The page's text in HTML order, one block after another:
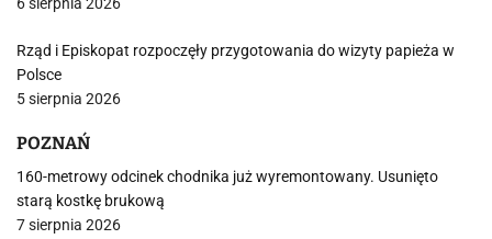
Rząd i Episkopat rozpoczęły przygotowania do wizyty papieża w
Polsce
5 sierpnia 2026
POZNAŃ
160-metrowy odcinek chodnika już wyremontowany. Usunięto
starą kostkę brukową
7 sierpnia 2026